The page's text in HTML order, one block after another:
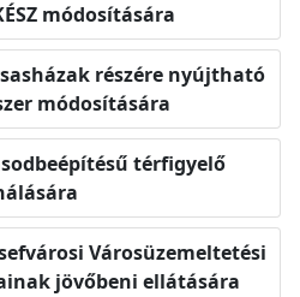
módosítására
részére nyújtható
módosítására
térfigyelő
Városüzemeltetési
jövőbeni ellátására